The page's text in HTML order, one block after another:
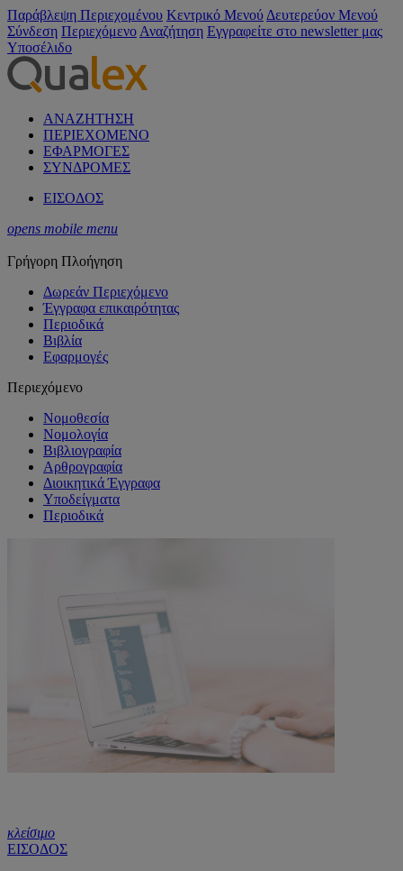
Παράβλεψη Περιεχομένου Κεντρικό Μενού Δευτερεύον Μενού
Σύνδεση Περιεχόμενο Αναζήτηση Εγγραφείτε στο newsletter μας
Υποσέλιδο
ΑΝΑΖΗΤΗΣΗ
ΠΕΡΙΕΧΟΜΕΝΟ
ΕΦΑΡΜΟΓΕΣ
ΣΥΝΔΡΟΜΕΣ
ΕΙΣΟΔΟΣ
opens mobile menu
Γρήγορη Πλοήγηση
Δωρεάν Περιεχόμενο
Έγγραφα επικαιρότητας
Περιοδικά
Βιβλία
Εφαρμογές
Περιεχόμενο
Νομοθεσία
Νομολογία
Βιβλιογραφία
Αρθρογραφία
Διοικητικά Έγγραφα
Υποδείγματα
Περιοδικά
κλείσιμο
ΕΙΣΟΔΟΣ